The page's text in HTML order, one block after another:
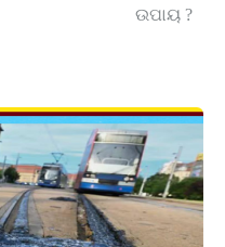
ଉପାୟ ?